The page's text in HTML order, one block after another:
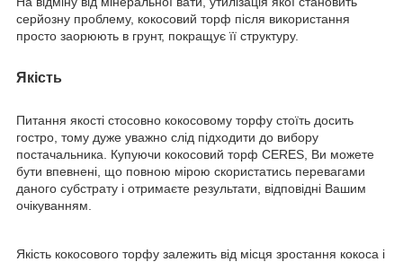
серйозну проблему, кокосовий торф після використання
просто заорюють в грунт, покращує її структуру.
Якість
Питання якості стосовно кокосовому торфу стоїть досить
гостро, тому дуже уважно слід підходити до вибору
постачальника. Купуючи кокосовий торф CERES, Ви можете
бути впевнені, що повною мірою скористатись перевагами
даного субстрату і отримаєте результати, відповідні Вашим
очікуванням.
Якість кокосового торфу залежить від місця зростання кокоса і